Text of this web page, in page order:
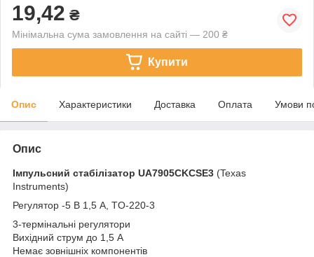
19,42 ₴
Мінімальна сума замовлення на сайті — 200 ₴
Купити
Опис Характеристики Доставка Оплата Умови
Опис
Імпульсний стабілізатор UA7905CKCSE3 (Texas
Instruments)
Регулятор -5 В 1,5 А, TO-220-3
3-термінальні регулятори
Вихідний струм до 1,5 А
Немає зовнішніх компонентів